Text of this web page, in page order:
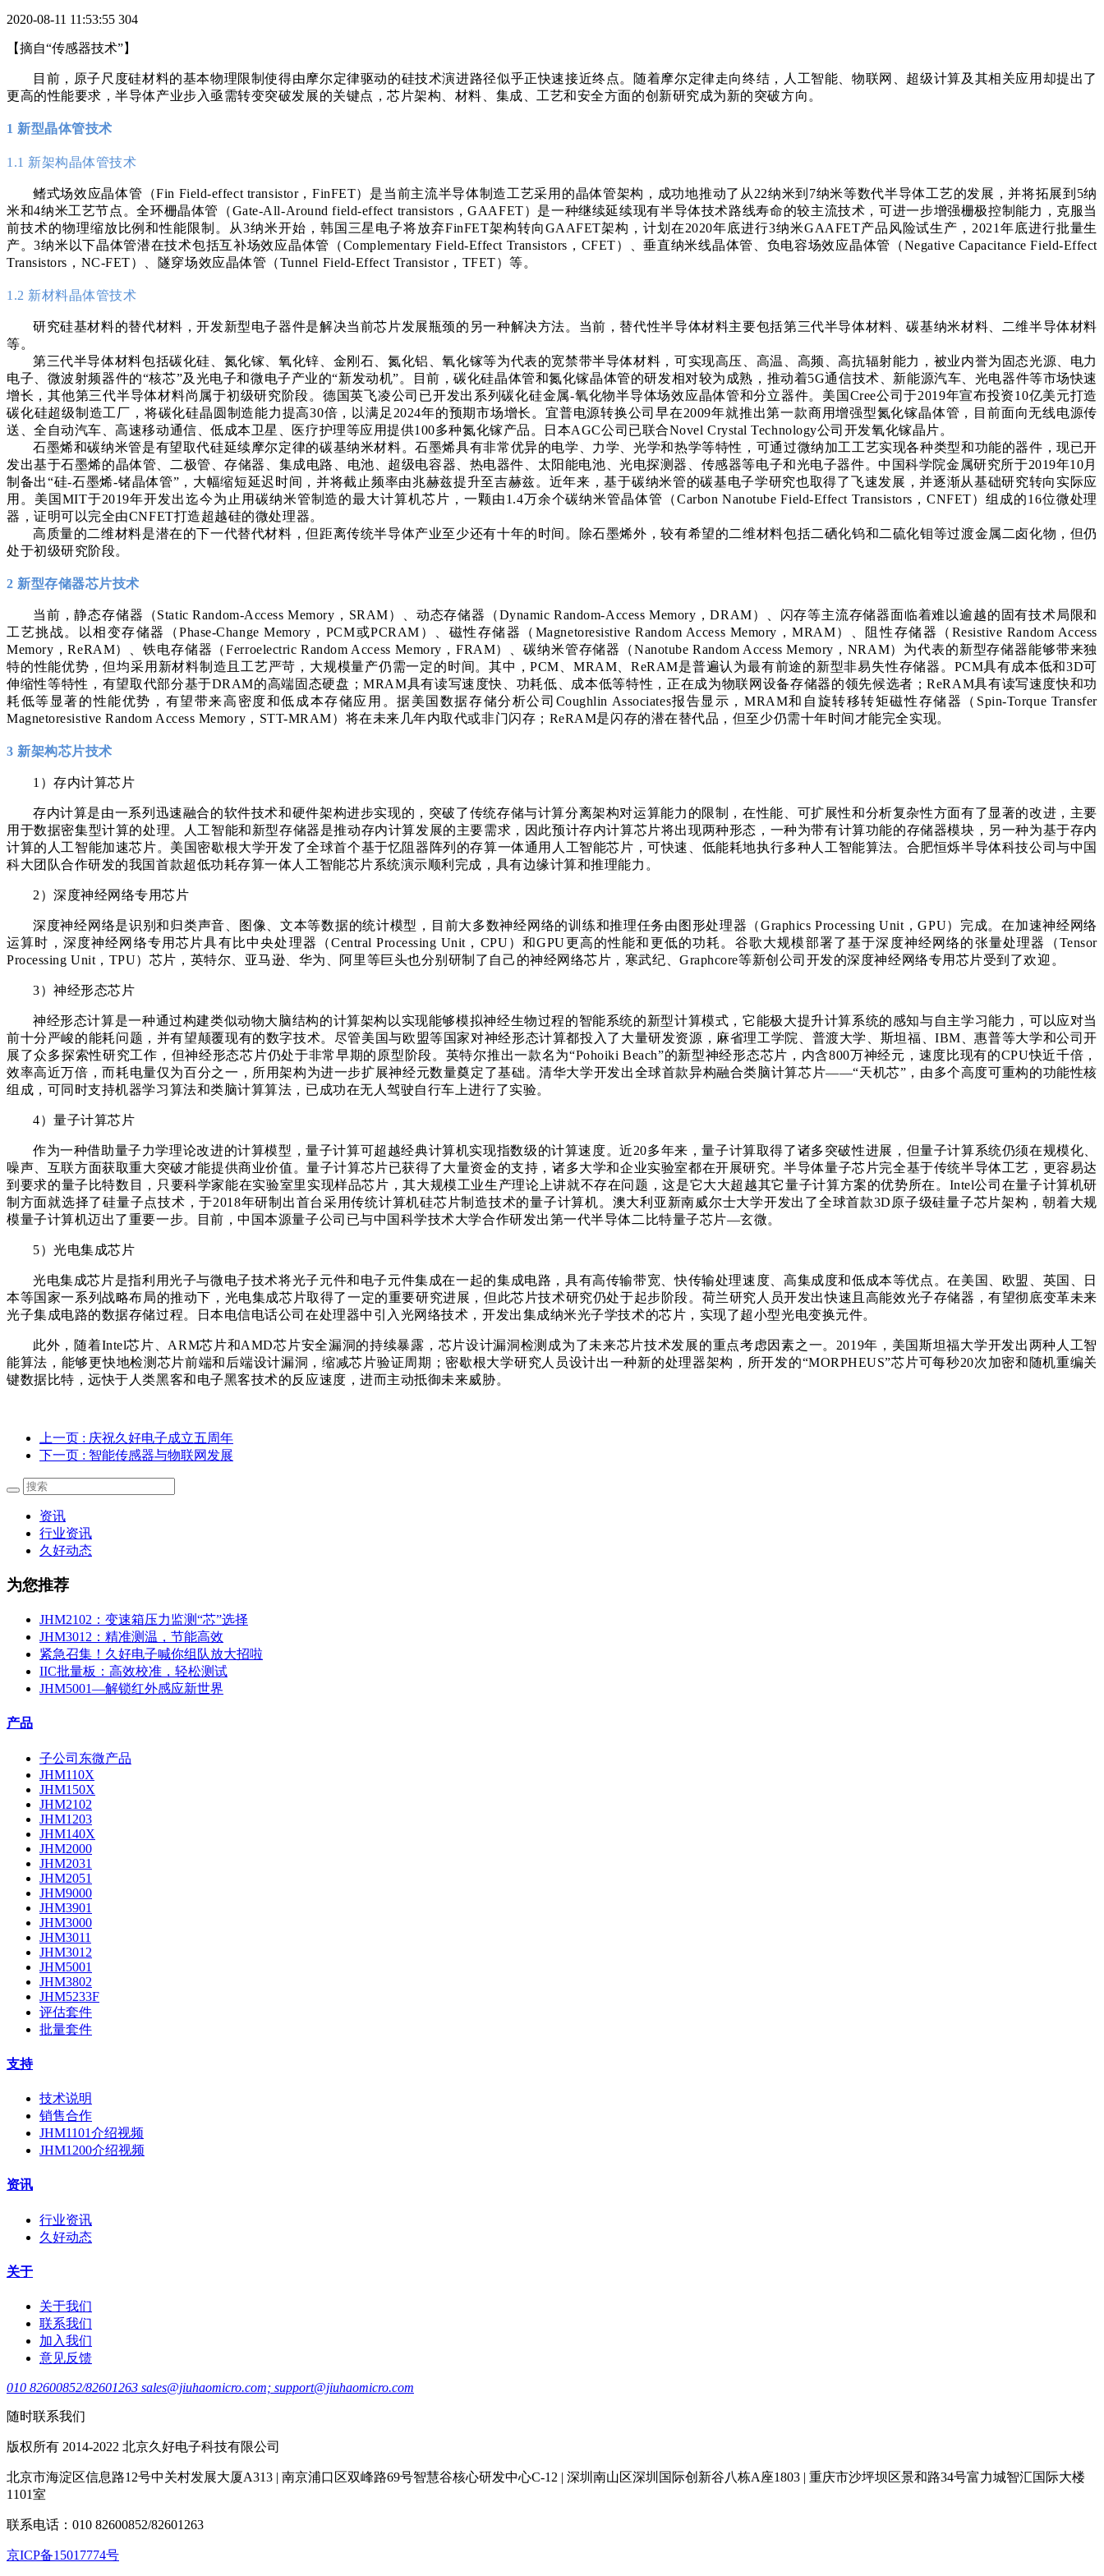
2020-08-11 11:53:55 304
【摘自“传感器技术”】
目前，原子尺度硅材料的基本物理限制使得由摩尔定律驱动的硅技术演进路径似乎正快速接近终点。随着摩尔定律走向终结，人工智能、物联网、超级计算及其相关应用却提出了
更高的性能要求，半导体产业步入亟需转变突破发展的关键点，芯片架构、材料、集成、工艺和安全方面的创新研究成为新的突破方向。
1 新型晶体管技术
1.1 新架构晶体管技术
鳍式场效应晶体管（Fin Field-effect transistor，FinFET）是当前主流半导体制造工艺采用的晶体管架构，成功地推动了从22纳米到7纳米等数代半导体工艺的发展，并将拓展到5纳
米和4纳米工艺节点。全环栅晶体管（Gate-All-Around field-effect transistors，GAAFET）是一种继续延续现有半导体技术路线寿命的较主流技术，可进一步增强栅极控制能力，克服当
前技术的物理缩放比例和性能限制。从3纳米开始，韩国三星电子将放弃FinFET架构转向GAAFET架构，计划在2020年底进行3纳米GAAFET产品风险试生产，2021年底进行批量生
产。3纳米以下晶体管潜在技术包括互补场效应晶体管（Complementary Field-Effect Transistors，CFET）、垂直纳米线晶体管、负电容场效应晶体管（Negative Capacitance Field-Effect
Transistors，NC-FET）、隧穿场效应晶体管（Tunnel Field-Effect Transistor，TFET）等。
1.2 新材料晶体管技术
研究硅基材料的替代材料，开发新型电子器件是解决当前芯片发展瓶颈的另一种解决方法。当前，替代性半导体材料主要包括第三代半导体材料、碳基纳米材料、二维半导体材料
等。
第三代半导体材料包括碳化硅、氮化镓、氧化锌、金刚石、氮化铝、氧化镓等为代表的宽禁带半导体材料，可实现高压、高温、高频、高抗辐射能力，被业内誉为固态光源、电力
电子、微波射频器件的“核芯”及光电子和微电子产业的“新发动机”。目前，碳化硅晶体管和氮化镓晶体管的研发相对较为成熟，推动着5G通信技术、新能源汽车、光电器件等市场快速
增长，其他第三代半导体材料尚属于初级研究阶段。德国英飞凌公司已开发出系列碳化硅金属-氧化物半导体场效应晶体管和分立器件。美国Cree公司于2019年宣布投资10亿美元打造
碳化硅超级制造工厂，将碳化硅晶圆制造能力提高30倍，以满足2024年的预期市场增长。宜普电源转换公司早在2009年就推出第一款商用增强型氮化镓晶体管，目前面向无线电源传
送、全自动汽车、高速移动通信、低成本卫星、医疗护理等应用提供100多种氮化镓产品。日本AGC公司已联合Novel Crystal Technology公司开发氧化镓晶片。
石墨烯和碳纳米管是有望取代硅延续摩尔定律的碳基纳米材料。石墨烯具有非常优异的电学、力学、光学和热学等特性，可通过微纳加工工艺实现各种类型和功能的器件，现已开
发出基于石墨烯的晶体管、二极管、存储器、集成电路、电池、超级电容器、热电器件、太阳能电池、光电探测器、传感器等电子和光电子器件。中国科学院金属研究所于2019年10月
制备出“硅-石墨烯-锗晶体管”，大幅缩短延迟时间，并将截止频率由兆赫兹提升至吉赫兹。近年来，基于碳纳米管的碳基电子学研究也取得了飞速发展，并逐渐从基础研究转向实际应
用。美国MIT于2019年开发出迄今为止用碳纳米管制造的最大计算机芯片，一颗由1.4万余个碳纳米管晶体管（Carbon Nanotube Field-Effect Transistors，CNFET）组成的16位微处理
器，证明可以完全由CNFET打造超越硅的微处理器。
高质量的二维材料是潜在的下一代替代材料，但距离传统半导体产业至少还有十年的时间。除石墨烯外，较有希望的二维材料包括二硒化钨和二硫化钼等过渡金属二卤化物，但仍
处于初级研究阶段。
2 新型存储器芯片技术
当前，静态存储器（Static Random-Access Memory，SRAM）、动态存储器（Dynamic Random-Access Memory，DRAM）、闪存等主流存储器面临着难以逾越的固有技术局限和
工艺挑战。以相变存储器（Phase-Change Memory，PCM或PCRAM）、磁性存储器（Magnetoresistive Random Access Memory，MRAM）、阻性存储器（Resistive Random Access
Memory，ReRAM）、铁电存储器（Ferroelectric Random Access Memory，FRAM）、碳纳米管存储器（Nanotube Random Access Memory，NRAM）为代表的新型存储器能够带来独
特的性能优势，但均采用新材料制造且工艺严苛，大规模量产仍需一定的时间。其中，PCM、MRAM、ReRAM是普遍认为最有前途的新型非易失性存储器。PCM具有成本低和3D可
伸缩性等特性，有望取代部分基于DRAM的高端固态硬盘；MRAM具有读写速度快、功耗低、成本低等特性，正在成为物联网设备存储器的领先候选者；ReRAM具有读写速度快和功
耗低等显著的性能优势，有望带来高密度和低成本存储应用。据美国数据存储分析公司Coughlin Associates报告显示，MRAM和自旋转移转矩磁性存储器（Spin-Torque Transfer
Magnetoresistive Random Access Memory，STT-MRAM）将在未来几年内取代或非门闪存；ReRAM是闪存的潜在替代品，但至少仍需十年时间才能完全实现。
3 新架构芯片技术
1）存内计算芯片
存内计算是由一系列迅速融合的软件技术和硬件架构进步实现的，突破了传统存储与计算分离架构对运算能力的限制，在性能、可扩展性和分析复杂性方面有了显著的改进，主要
用于数据密集型计算的处理。人工智能和新型存储器是推动存内计算发展的主要需求，因此预计存内计算芯片将出现两种形态，一种为带有计算功能的存储器模块，另一种为基于存内
计算的人工智能加速芯片。美国密歇根大学开发了全球首个基于忆阻器阵列的存算一体通用人工智能芯片，可快速、低能耗地执行多种人工智能算法。合肥恒烁半导体科技公司与中国
科大团队合作研发的我国首款超低功耗存算一体人工智能芯片系统演示顺利完成，具有边缘计算和推理能力。
2）深度神经网络专用芯片
深度神经网络是识别和归类声音、图像、文本等数据的统计模型，目前大多数神经网络的训练和推理任务由图形处理器（Graphics Processing Unit，GPU）完成。在加速神经网络
运算时，深度神经网络专用芯片具有比中央处理器（Central Processing Unit，CPU）和GPU更高的性能和更低的功耗。谷歌大规模部署了基于深度神经网络的张量处理器（Tensor
Processing Unit，TPU）芯片，英特尔、亚马逊、华为、阿里等巨头也分别研制了自己的神经网络芯片，寒武纪、Graphcore等新创公司开发的深度神经网络专用芯片受到了欢迎。
3）神经形态芯片
神经形态计算是一种通过构建类似动物大脑结构的计算架构以实现能够模拟神经生物过程的智能系统的新型计算模式，它能极大提升计算系统的感知与自主学习能力，可以应对当
前十分严峻的能耗问题，并有望颠覆现有的数字技术。尽管美国与欧盟等国家对神经形态计算都投入了大量研发资源，麻省理工学院、普渡大学、斯坦福、IBM、惠普等大学和公司开
展了众多探索性研究工作，但神经形态芯片仍处于非常早期的原型阶段。英特尔推出一款名为“Pohoiki Beach”的新型神经形态芯片，内含800万神经元，速度比现有的CPU快近千倍，
效率高近万倍，而耗电量仅为百分之一，所用架构为进一步扩展神经元数量奠定了基础。清华大学开发出全球首款异构融合类脑计算芯片——“天机芯”，由多个高度可重构的功能性核
组成，可同时支持机器学习算法和类脑计算算法，已成功在无人驾驶自行车上进行了实验。
4）量子计算芯片
作为一种借助量子力学理论改进的计算模型，量子计算可超越经典计算机实现指数级的计算速度。近20多年来，量子计算取得了诸多突破性进展，但量子计算系统仍须在规模化、
噪声、互联方面获取重大突破才能提供商业价值。量子计算芯片已获得了大量资金的支持，诸多大学和企业实验室都在开展研究。半导体量子芯片完全基于传统半导体工艺，更容易达
到要求的量子比特数目，只要科学家能在实验室里实现样品芯片，其大规模工业生产理论上讲就不存在问题，这是它大大超越其它量子计算方案的优势所在。Intel公司在量子计算机研
制方面就选择了硅量子点技术，于2018年研制出首台采用传统计算机硅芯片制造技术的量子计算机。澳大利亚新南威尔士大学开发出了全球首款3D原子级硅量子芯片架构，朝着大规
模量子计算机迈出了重要一步。目前，中国本源量子公司已与中国科学技术大学合作研发出第一代半导体二比特量子芯片—玄微。
5）光电集成芯片
光电集成芯片是指利用光子与微电子技术将光子元件和电子元件集成在一起的集成电路，具有高传输带宽、快传输处理速度、高集成度和低成本等优点。在美国、欧盟、英国、日
本等国家一系列战略布局的推动下，光电集成芯片取得了一定的重要研究进展，但此芯片技术研究仍处于起步阶段。荷兰研究人员开发出快速且高能效光子存储器，有望彻底变革未来
光子集成电路的数据存储过程。日本电信电话公司在处理器中引入光网络技术，开发出集成纳米光子学技术的芯片，实现了超小型光电变换元件。
此外，随着Intel芯片、ARM芯片和AMD芯片安全漏洞的持续暴露，芯片设计漏洞检测成为了未来芯片技术发展的重点考虑因素之一。2019年，美国斯坦福大学开发出两种人工智
能算法，能够更快地检测芯片前端和后端设计漏洞，缩减芯片验证周期；密歇根大学研究人员设计出一种新的处理器架构，所开发的“MORPHEUS”芯片可每秒20次加密和随机重编关
键数据比特，远快于人类黑客和电子黑客技术的反应速度，进而主动抵御未来威胁。
上一页 : 庆祝久好电子成立五周年
下一页 : 智能传感器与物联网发展
资讯
行业资讯
久好动态
为您推荐
JHM2102：变速箱压力监测“芯”选择
JHM3012：精准测温，节能高效
紧急召集！久好电子喊你组队放大招啦
IIC批量板：高效校准，轻松测试
JHM5001—解锁红外感应新世界
产品
子公司东微产品
JHM110X
JHM150X
JHM2102
JHM1203
JHM140X
JHM2000
JHM2031
JHM2051
JHM9000
JHM3901
JHM3000
JHM3011
JHM3012
JHM5001
JHM3802
JHM5233F
评估套件
批量套件
支持
技术说明
销售合作
JHM1101介绍视频
JHM1200介绍视频
资讯
行业资讯
久好动态
关于
关于我们
联系我们
加入我们
意见反馈
010 82600852/82601263 sales@jiuhaomicro.com; support@jiuhaomicro.com
随时联系我们
版权所有 2014-2022 北京久好电子科技有限公司
北京市海淀区信息路12号中关村发展大厦A313 | 南京浦口区双峰路69号智慧谷核心研发中心C-12 | 深圳南山区深圳国际创新谷八栋A座1803 | 重庆市沙坪坝区景和路34号富力城智汇国际大楼
1101室
联系电话：010 82600852/82601263
京ICP备15017774号